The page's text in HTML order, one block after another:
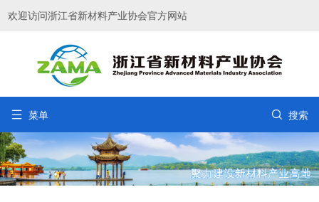
欢迎访问浙江省新材料产业协会官方网站
 菜单  搜索